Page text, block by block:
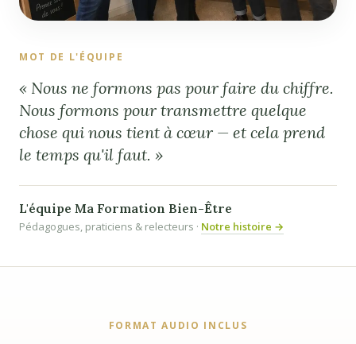
MOT DE L'ÉQUIPE
« Nous ne formons pas pour faire du chiffre.
Nous formons pour transmettre quelque
chose qui nous tient à cœur — et cela prend
le temps qu'il faut. »
L'équipe Ma Formation Bien-Être
Pédagogues, praticiens & relecteurs · Notre histoire →
FORMAT AUDIO INCLUS